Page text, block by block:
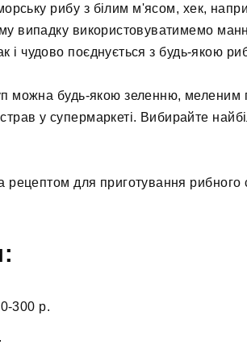
рибу з білим м'ясом, хек,
випадку використовуватимемо
і чудово поєднується з будь-якою
можна будь-якою зеленню, меленим
у супермаркеті. Вибирайте
рецептом для приготування рибного
300 р.